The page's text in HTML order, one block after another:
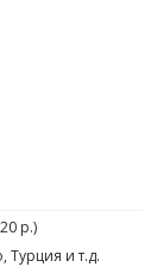
р.)
Турция и т.д.